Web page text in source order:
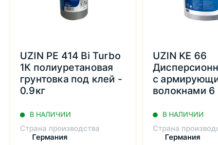
UZIN PE 414 Bi Turbo
1К полиуретановая
грунтовка под клей -
0.9кг
В НАЛИЧИИ
Страна производства
Германия
UZIN KE 66
с
волокнами 6
В НАЛИЧИИ
Страна
Германия